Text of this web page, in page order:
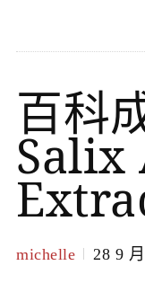
百科
Salix
michelle 28 9